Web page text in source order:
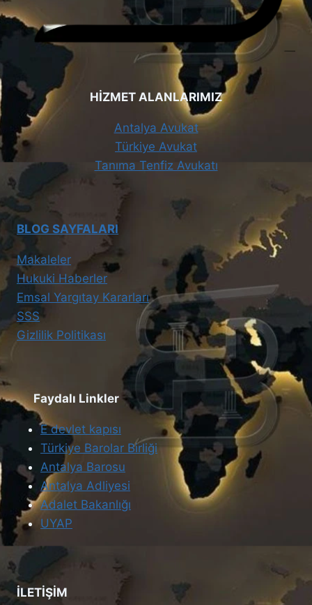
HİZMET ALANLARIMIZ
Antalya Avukat
Türkiye Avukat
Tanıma Tenfiz Avukatı
BLOG SAYFALARI
Makaleler
Hukuki Haberler
Emsal Yargıtay Kararları
SSS
Gizlilik Politikası
Faydalı Linkler
E devlet kapısı
Türkiye Barolar Birliği
Antalya Barosu
Antalya Adliyesi
Adalet Bakanlığı
UYAP
İLETİŞİM